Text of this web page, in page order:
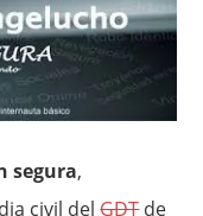
segura,
civil delGDTde